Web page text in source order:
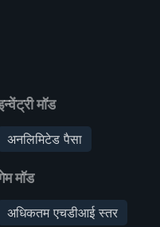
मॉड
अनलिमिटेड पैसा
मॉड
अधिकतम एचडीआई स्तर